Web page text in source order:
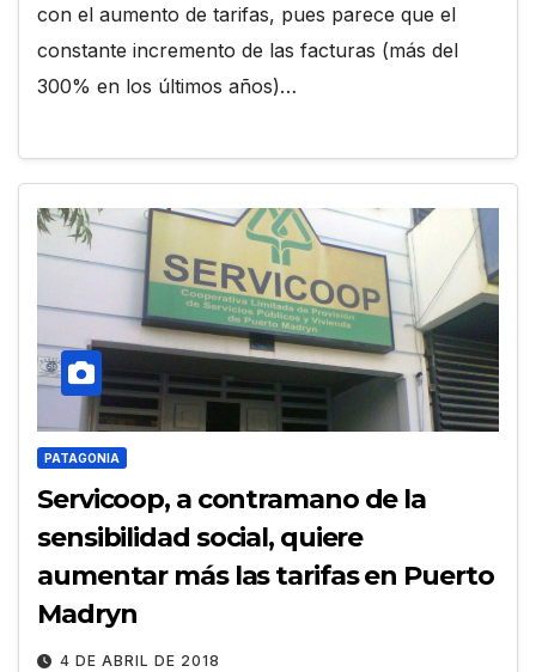
con el aumento de tarifas, pues parece que el
constante incremento de las facturas (más del
300% en los últimos años)…
PATAGONIA
Servicoop, a contramano de la
sensibilidad social, quiere
aumentar más las tarifas en Puerto
Madryn
4 DE ABRIL DE 2018